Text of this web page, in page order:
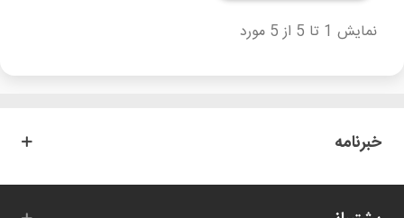
نمایش 1 تا 5 از 5 مورد
خبرنامه